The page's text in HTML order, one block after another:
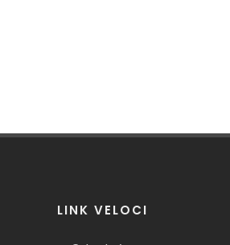
LINK VELOCI